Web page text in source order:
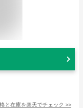
と在庫を楽天でチェック >>